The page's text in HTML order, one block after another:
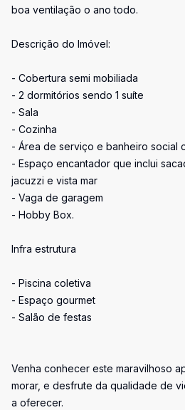
boa ventilação o ano todo.
Descrição do Imóvel:
- Cobertura semi mobiliada
- 2 dormitórios sendo 1 suíte
- Sala
- Cozinha
- Área de serviço e banheiro social
- Espaço encantador que inclui
jacuzzi e vista mar
- Vaga de garagem
- Hobby Box.
Infra estrutura
- Piscina coletiva
- Espaço gourmet
- Salão de festas
Venha conhecer este maravilhoso
morar, e desfrute da qualidade de
a oferecer.